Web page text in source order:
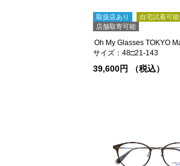
取扱店あり
自宅試着可能
店舗取寄可能
サイズ：48□21-143
39,600円 （税込）